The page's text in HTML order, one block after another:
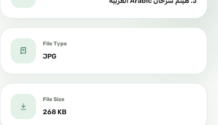
اعتمر أربع عُمر كلُهن في ذي القعدة إلا التي مع حجته.
العمرة في ذي القعدة لفضيلة هذا الشهر ولمخالفة
وابن القيم رحمه الله ـ على جلالة قدره ـ ذكر المفاضلة
File Type
JPG
File Size
268 KB